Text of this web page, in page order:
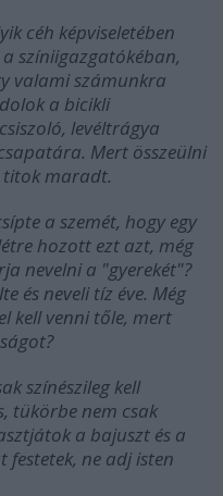
céh képviseletében
a színiigazgatókéban,
valami számunkra
a bicikli
levéltrágya
Mert összeülni
titok maradt.
a szemét, hogy egy
hozott ezt azt, még
nevelni a "gyerekét"?
és neveli tíz éve. Még
kell venni tőle, mert
színészileg kell
tükörbe nem csak
a bajuszt és a
festetek, ne adj isten